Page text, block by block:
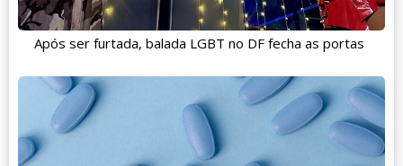
Após ser furtada, balada LGBT no DF fecha as portas